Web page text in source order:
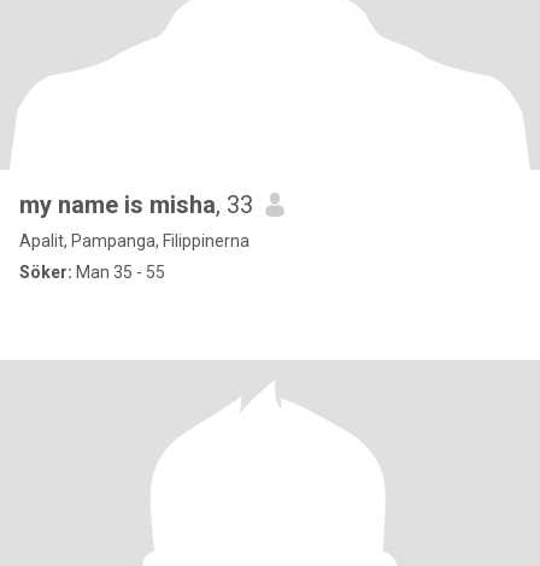
my name is misha, 33
Apalit, Pampanga, Filippinerna
Söker: Man 35 - 55